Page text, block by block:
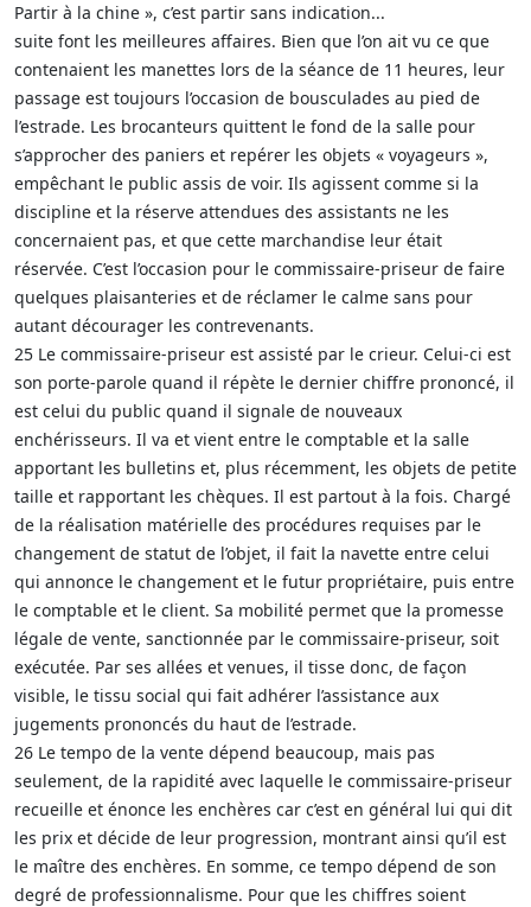
Partir à la chine », c’est partir sans indication...
suite font les meilleures affaires. Bien que l’on ait vu ce que
contenaient les manettes lors de la séance de 11 heures, leur
passage est toujours l’occasion de bousculades au pied de
l’estrade. Les brocanteurs quittent le fond de la salle pour
s’approcher des paniers et repérer les objets « voyageurs »,
empêchant le public assis de voir. Ils agissent comme si la
discipline et la réserve attendues des assistants ne les
concernaient pas, et que cette marchandise leur était
réservée. C’est l’occasion pour le commissaire-priseur de faire
quelques plaisanteries et de réclamer le calme sans pour
autant décourager les contrevenants.
25 Le commissaire-priseur est assisté par le crieur. Celui-ci est
son porte-parole quand il répète le dernier chiffre prononcé, il
est celui du public quand il signale de nouveaux
enchérisseurs. Il va et vient entre le comptable et la salle
apportant les bulletins et, plus récemment, les objets de petite
taille et rapportant les chèques. Il est partout à la fois. Chargé
de la réalisation matérielle des procédures requises par le
changement de statut de l’objet, il fait la navette entre celui
qui annonce le changement et le futur propriétaire, puis entre
le comptable et le client. Sa mobilité permet que la promesse
légale de vente, sanctionnée par le commissaire-priseur, soit
exécutée. Par ses allées et venues, il tisse donc, de façon
visible, le tissu social qui fait adhérer l’assistance aux
jugements prononcés du haut de l’estrade.
26 Le tempo de la vente dépend beaucoup, mais pas
seulement, de la rapidité avec laquelle le commissaire-priseur
recueille et énonce les enchères car c’est en général lui qui dit
les prix et décide de leur progression, montrant ainsi qu’il est
le maître des enchères. En somme, ce tempo dépend de son
degré de professionnalisme. Pour que les chiffres soient